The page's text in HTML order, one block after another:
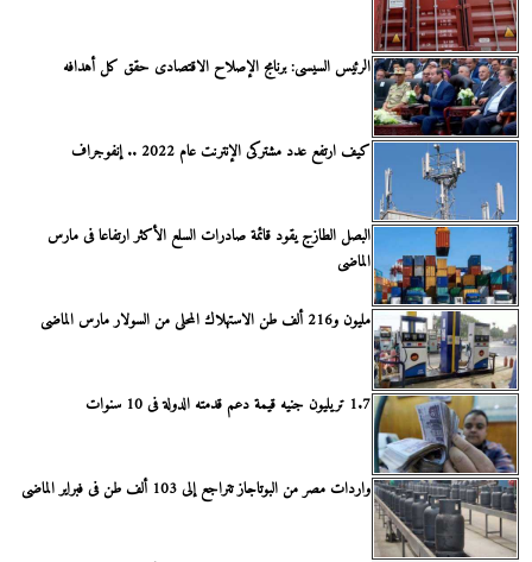
الرئيس السيسى: برنامج الإصلاح الاقتصادى حقق كل أهدافه
كيف ارتفع عدد مشتركى الإنترنت عام 2022 .. إنفوجراف
البصل الطازج يقود قائمة صادرات السلع الأكثر ارتفاعا فى مارس
الماضى
مليون و216 ألف طن الاستهلاك المحلى من السولار مارس الماضى
1.7 تريليون جنيه قيمة دعم قدمته الدولة فى 10 سنوات
واردات مصر من البوتاجاز تتراجع إلى 103 ألف طن فى فبراير الماضى